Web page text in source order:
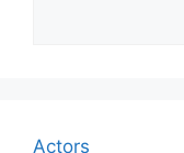
Actors